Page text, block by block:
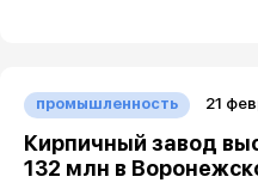
промышленность 21
Кирпичный завод
132 млн в